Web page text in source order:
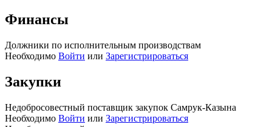
Финансы
Должники по исполнительным производствам
Необходимо Войти или Зарегистрироваться
Закупки
Недобросовестный поставщик закупок Самрук-Казына
Необходимо Войти или Зарегистрироваться